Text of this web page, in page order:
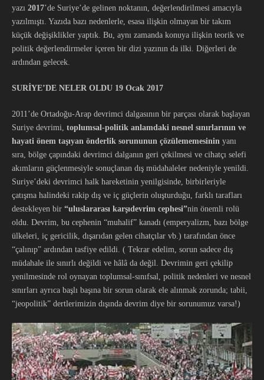
yazı 2017’de Suriye’de gelinen noktanın, değerlendirilmesi amacıyla
yazılmıştı. Yazıda bazı nedenlerle, esasa ilişkin olmayan bir takım
küçük değişiklikler yaptık. Bu, aynı zamanda konuya ilişkin teorik ve
politik değerlendirmeler içeren bir dizi yazının da ilki. Diğerleri de
ardından gelecek.
SURİYE’DE NELER OLDU 19 Ocak 2017
2011’de Ortadoğu-Arap devrimci dalgasının bir parçası olarak başlayan
Suriye devrimi, toplumsal-politik anlamdaki nesnel sınırlarının ve
hayati önem taşıyan önderlik sorununun çözülememesinin yanı
sıra, bölge çapındaki devrimci dalganın geri çekilmesi ve cihatçı selefi
akımların güçlenmesiyle sonuçlanan dış müdahaleler nedeniyle yenildi.
Suriye’deki devrimci halk hareketinin yenilgisinde, birbirleriyle
çatışma halindeki rakip dış ve iç güçlerin oluşturduğu, farklı tarafları
destekleyen bir “uluslararası karşıdevrim cephesi”nin önemli rolü
oldu. Devrim, bu cephenin “muhalif” kanadı (emperyalizm, bazı bölge
ülkeleri, iç gericilik, dışarıdan gelen cihatçılar vb.) tarafından önce
“çalınıp” ardından tasfiye edildi. ( Tekrar edelim, sorun sadece dış
müdahale ile sınırlı değildi ve hâlâ da değil. Devrimin geri çekilip
yenilmesinde rol oynayan toplumsal-sınıfsal, politik nedenleri ve nesnel
sınırları ayrıca başlı başına bir sorun olarak ele alınmak zorunda; tabii,
“jeopolitik” dertlerimizin dışında devrim diye bir sorunumuz varsa!)